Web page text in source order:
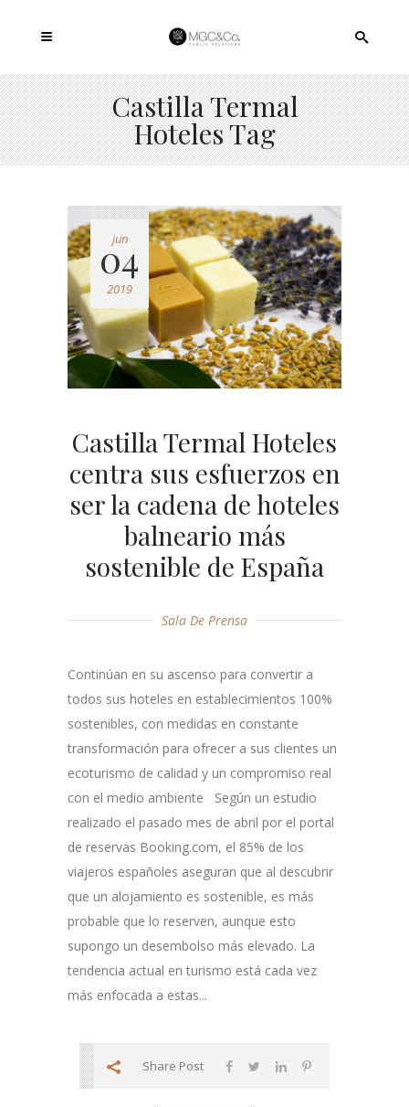
Castilla Termal
Hoteles Tag
jun
04
2019
Castilla Termal Hoteles
centra sus esfuerzos en
ser la cadena de hoteles
balneario más
sostenible de España
Sala De Prensa
Continúan en su ascenso para convertir a
todos sus hoteles en establecimientos 100%
sostenibles, con medidas en constante
transformación para ofrecer a sus clientes un
ecoturismo de calidad y un compromiso real
con el medio ambiente Según un estudio
realizado el pasado mes de abril por el portal
de reservas Booking.com, el 85% de los
viajeros españoles aseguran que al descubrir
que un alojamiento es sostenible, es más
probable que lo reserven, aunque esto
supongo un desembolso más elevado. La
tendencia actual en turismo está cada vez
más enfocada a estas...
Share Post